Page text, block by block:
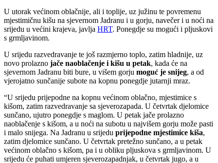
U utorak većinom oblačnije, ali i toplije, uz južinu te povremenu
mjestimičnu kišu na sjevernom Jadranu i u gorju, navečer i u noći na
srijedu u većini krajeva, javlja HRT. Ponegdje su mogući i pljuskovi
s grmljavinom.
U srijedu razvedravanje te još razmjerno toplo, zatim hladnije, uz
novo prolazno jače naoblačenje i kišu u petak, kada će na
sjevernom Jadranu biti bure, u višem gorju moguć je snijeg, a od
vjerojatno sunčanije subote na kopnu ponegdje jutarnji mraz.
“U srijedu prijepodne na kopnu većinom oblačno, mjestimice s
kišom, zatim razvedravanje sa sjeverozapada. U četvrtak djelomice
sunčano, ujutro ponegdje s maglom. U petak jače prolazno
naoblačenje s kišom, a u noći na subotu u najvišem gorju može pasti
i malo snijega. Na Jadranu u srijedu prijepodne mjestimice kiša,
zatim djelomice sunčano. U četvrtak pretežno sunčano, a u petak
većinom oblačno s kišom, pa i u obliku pljuskova s grmljavinom. U
srijedu će puhati umjeren sjeverozapadnjak, u četvrtak jugo, a u